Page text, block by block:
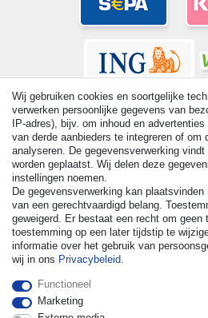
© Copyright 2026 | Alle rechten
reserved. Prices incl. VAT. 19% VAT
Wij gebruiken cookies en soortgelijke
verwerken persoonlijke gegevens van
IP-adres), bijv. om inhoud en
van derde aanbieders te integreren of om
analyseren. De gegevensverwerking
worden geplaatst. Wij delen deze
instellingen noemen.
De gegevensverwerking kan
van een gerechtvaardigd belang.
geweigerd. Er bestaat een recht om geen
toestemming op een later tijdstip te
informatie over het gebruik van
wij in ons Privacybeleid.
Functioneel
Marketing
Herroepingsrecht